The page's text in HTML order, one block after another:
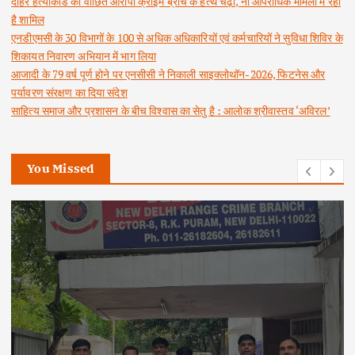
है शामिल
एनडीएमसी के 30 विभागों के 100 से अधिक अधिकारियों एवं कर्मचारियों ने सुविधा शिविर के
शिकायत निवारण अभियान में भाग लिया
आजादी के 79 वर्ष पूर्ण होने पर एनसीसी ने निकाली साइक्लोथॉन-2026, फिटनेस और
पर्यावरण संरक्षण का दिया संदेश
साहित्य समाज और प्रशासन के बीच विश्वास का सेतु है : आलोक श्रीवास्तव ‘अविरल’
You Missed